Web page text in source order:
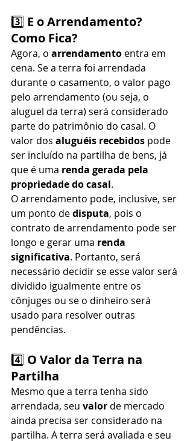
3️⃣ E o Arrendamento?
Como Fica?
Agora, o arrendamento entra em
cena. Se a terra foi arrendada
durante o casamento, o valor pago
pelo arrendamento (ou seja, o
aluguel da terra) será considerado
parte do patrimônio do casal. O
valor dos aluguéis recebidos pode
ser incluído na partilha de bens, já
que é uma renda gerada pela
propriedade do casal.
O arrendamento pode, inclusive, ser
um ponto de disputa, pois o
contrato de arrendamento pode ser
longo e gerar uma renda
significativa. Portanto, será
necessário decidir se esse valor será
dividido igualmente entre os
cônjuges ou se o dinheiro será
usado para resolver outras
pendências.
4️⃣ O Valor da Terra na
Partilha
Mesmo que a terra tenha sido
arrendada, seu valor de mercado
ainda precisa ser considerado na
partilha. A terra será avaliada e seu